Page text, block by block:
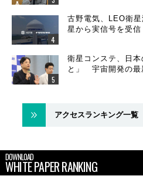
古野電気、LEO衛
星から実信号を受信
衛星コンステ、日
と」 宇宙開発の最
アクセスランキング一覧
DOWNLOAD
WHITE PAPER RANKING